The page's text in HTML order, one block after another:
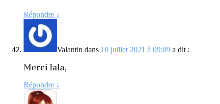
Répondre ↓
Valantin dans 10 juillet 2021 à 09:09 a dit :
Merci lala,
Répondre ↓